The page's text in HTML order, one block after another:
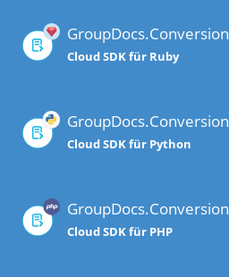
GroupDocs.Conversion
Cloud SDK für Ruby
GroupDocs.Conversion
Cloud SDK für Python
GroupDocs.Conversion
Cloud SDK für PHP